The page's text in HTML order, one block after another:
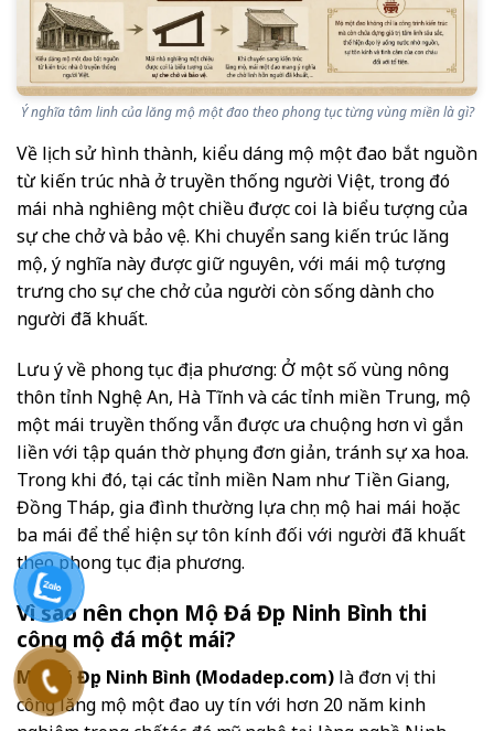
Ý nghĩa tâm linh của lăng mộ một đao theo phong tục từng vùng miền là gì?
Về lịch sử hình thành, kiểu dáng mộ một đao bắt nguồn
từ kiến trúc nhà ở truyền thống người Việt, trong đó
mái nhà nghiêng một chiều được coi là biểu tượng của
sự che chở và bảo vệ. Khi chuyển sang kiến trúc lăng
mộ, ý nghĩa này được giữ nguyên, với mái mộ tượng
trưng cho sự che chở của người còn sống dành cho
người đã khuất.
Lưu ý về phong tục địa phương: Ở một số vùng nông
thôn tỉnh Nghệ An, Hà Tĩnh và các tỉnh miền Trung, mộ
một mái truyền thống vẫn được ưa chuộng hơn vì gắn
liền với tập quán thờ phụng đơn giản, tránh sự xa hoa.
Trong khi đó, tại các tỉnh miền Nam như Tiền Giang,
Đồng Tháp, gia đình thường lựa chọn mộ hai mái hoặc
ba mái để thể hiện sự tôn kính đối với người đã khuất
theo phong tục địa phương.
Vì sao nên chọn Mộ Đá Đẹp Ninh Bình thi
công mộ đá một mái?
Mộ Đá Đẹp Ninh Bình (Modadep.com) là đơn vị thi
công lăng mộ một đao uy tín với hơn 20 năm kinh